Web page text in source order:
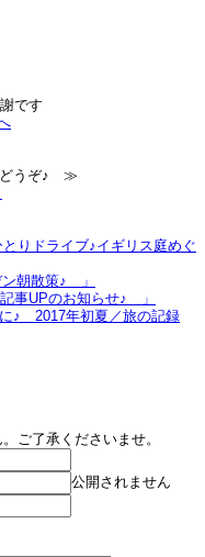
です
どうぞ♪ ≫
りドライブ♪イギリス庭めぐ
朝散策♪ 」
事UPのお知らせ♪ 」
♪＿2017年初夏／旅の記録
ご了承くださいませ。
公開されません